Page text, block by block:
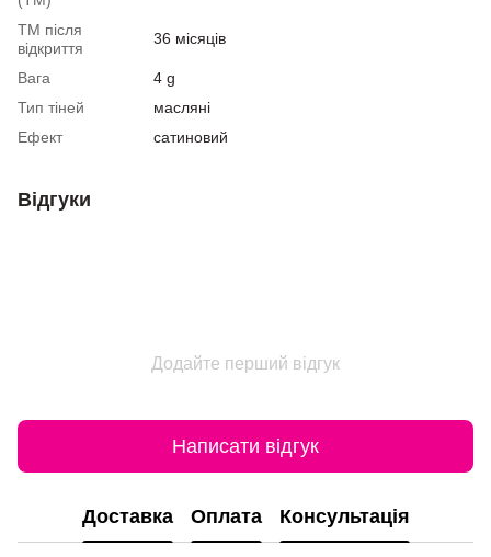
ТМ після
відкриття
36 місяців
Вага
4 g
Тип тіней
масляні
Ефект
сатиновий
Відгуки
Додайте перший відгук
Написати відгук
Доставка Оплата Консультація